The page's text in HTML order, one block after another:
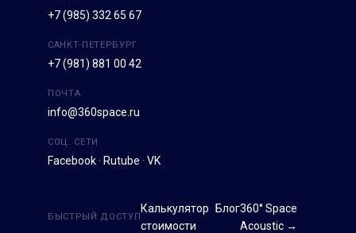
+7 (985) 332 65 67
САНКТ-ПЕТЕРБУРГ
+7 (981) 881 00 42
ПОЧТА
info@360space.ru
СОЦ. СЕТИ
Facebook · Rutube · VK
БЫСТРЫЙ ДОСТУП
Калькулятор
стоимости
Блог360° Space
Acoustic →